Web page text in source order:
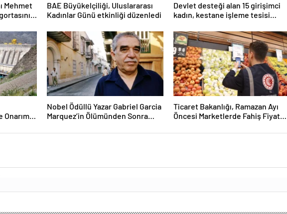
Mehmet
BAE Büyükelçiliği, Uluslararası
Kadınlar Günü etkinliği düzenledi
Devlet desteği alan 15 girişimci
kadın, kestane işleme tesisi
Onarım
Nobel Ödüllü Yazar Gabriel Garcia
Marquez’in Ölümünden Sonra
Ticaret Bakanlığı, Ramazan Ayı
Öncesi Marketlerde Fahiş Fiyat